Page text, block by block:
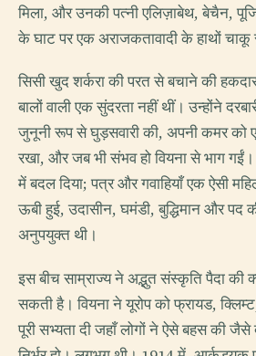
मिला, और उनकी पत्नी एलिज़ाबेथ, बेचैन,
के घाट पर एक अराजकतावादी के हाथों चाकू
सिसी खुद शर्करा की परत से बचाने की
बालों वाली एक सुंदरता नहीं थीं। उन्होंने
जुनूनी रूप से घुड़सवारी की, अपनी कमर को
रखा, और जब भी संभव हो वियना से भाग
में बदल दिया; पत्र और गवाहियाँ एक ऐसी
ऊबी हुई, उदासीन, घमंडी, बुद्धिमान और पद
अनुपयुक्त थी।
इस बीच साम्राज्य ने अद्भुत संस्कृति पैदा की
सकती है। वियना ने यूरोप को फ्रायड,
पूरी सभ्यता दी जहाँ लोगों ने ऐसे बहस की जैसे